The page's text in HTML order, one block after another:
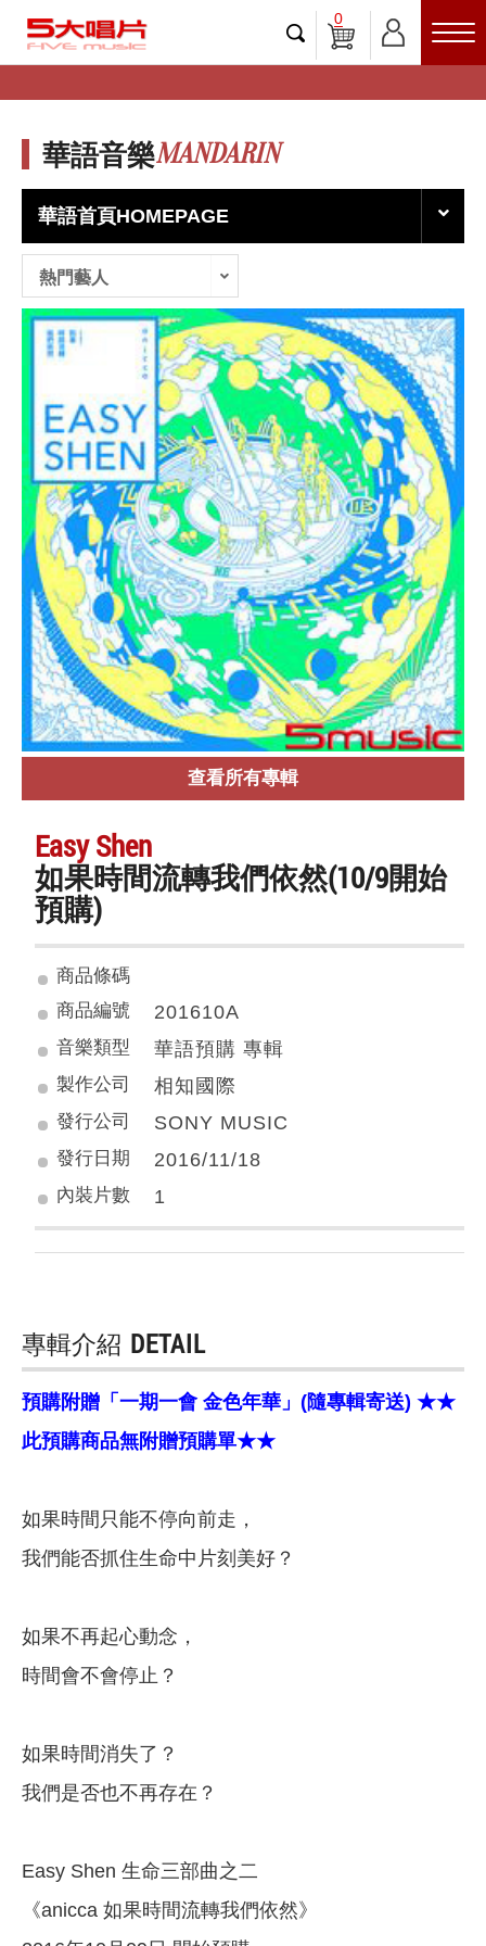
0
華語音樂MANDARIN
華語首頁HOMEPAGE
熱門藝人
查看所有專輯
Easy Shen
如果時間流轉我們依然(10/9開始
預購)
商品條碼
商品編號
201610A
音樂類型 華語預購 專輯
製作公司 相知國際
發行公司 SONY MUSIC
發行日期 2016/11/18
內裝片數 1
專輯介紹 DETAIL
預購附贈「一期一會 金色年華」(隨專輯寄送) ★★
此預購商品無附贈預購單★★
如果時間只能不停向前走，
我們能否抓住生命中片刻美好？
如果不再起心動念，
時間會不會停止？
如果時間消失了？
我們是否也不再存在？
Easy Shen 生命三部曲之二
《anicca 如果時間流轉我們依然》